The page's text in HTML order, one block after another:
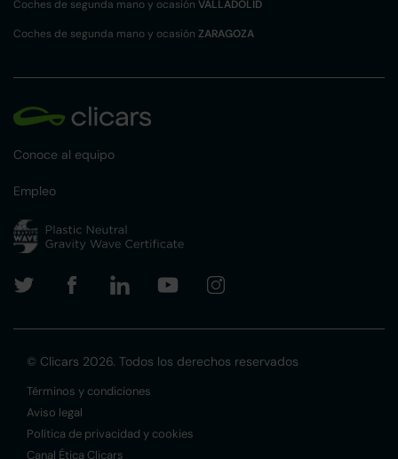
Coches de segunda mano y ocasión VALLADOLID
Coches de segunda mano y ocasión ZARAGOZA
Conoce al equipo
Empleo
© Clicars 2026. Todos los derechos reservados
Términos y condiciones
Aviso legal
Política de privacidad y cookies
Canal Ética Clicars